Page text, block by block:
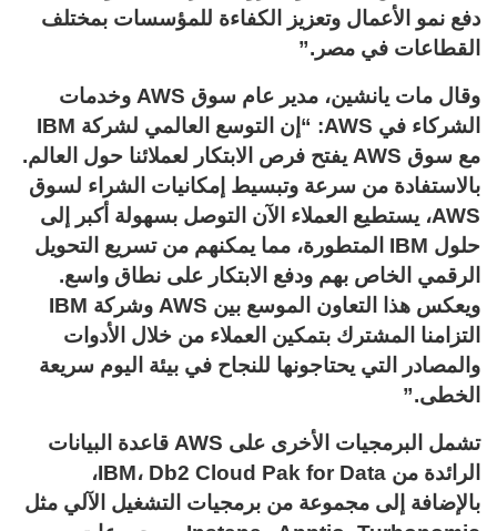
دفع نمو الأعمال وتعزيز الكفاءة للمؤسسات بمختلف
القطاعات في مصر.”
وقال مات يانشين، مدير عام سوق AWS وخدمات
الشركاء في AWS: “إن التوسع العالمي لشركة IBM
مع سوق AWS يفتح فرص الابتكار لعملائنا حول العالم.
بالاستفادة من سرعة وتبسيط إمكانيات الشراء لسوق
AWS، يستطيع العملاء الآن التوصل بسهولة أكبر إلى
حلول IBM المتطورة، مما يمكنهم من تسريع التحويل
الرقمي الخاص بهم ودفع الابتكار على نطاق واسع.
ويعكس هذا التعاون الموسع بين AWS وشركة IBM
التزامنا المشترك بتمكين العملاء من خلال الأدوات
والمصادر التي يحتاجونها للنجاح في بيئة اليوم سريعة
الخطى.”
تشمل البرمجيات الأخرى على AWS قاعدة البيانات
الرائدة من IBM، Db2 Cloud Pak for Data،
بالإضافة إلى مجموعة من برمجيات التشغيل الآلي مثل